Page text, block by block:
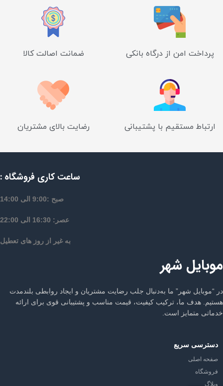
پرداخت امن از درگاه بانکی ضمانت اصالت کالا
ارتباط مستقیم با پشتیبانی رضایت بالای مشتریان
ساعت کاری فروشگاه :
صبح :9:00 الی 14:00
عصر: 16:30 الی 22:00
به غیر از روز های تعطیل
موبایل شهر
در “موبایل شهر” ما به‌دنبال جلب رضایت مشتریان و ایجاد روابطی بلندمدت
هستیم. هدف ما، ترکیب کیفیت، قیمت مناسب و پشتیبانی قوی برای ارائه
خدماتی متمایز است.
دسترسی سریع
صفحه اصلی
فروشگاه
وبلاگ